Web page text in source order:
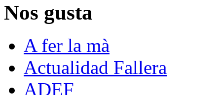
Nos gusta
A fer la mà
Actualidad Fallera
ADEF